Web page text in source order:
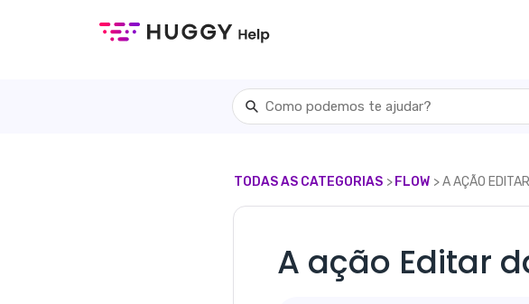
TODAS AS CATEGORIAS ​>​ ​FLOW ​> ​ A AÇÃO
A ação Editar